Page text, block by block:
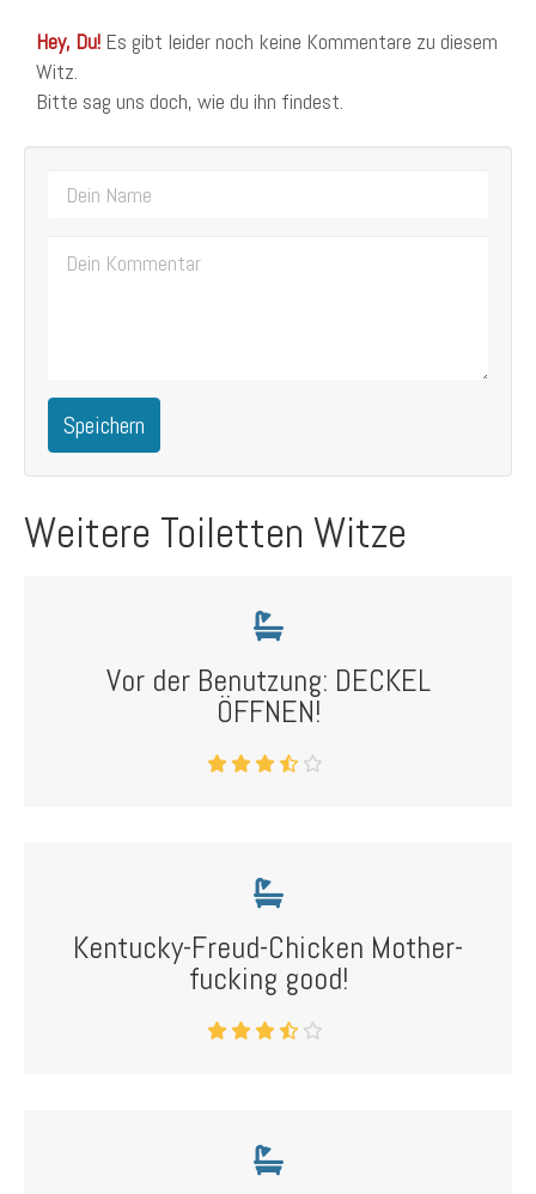
Hey, Du! Es gibt leider noch keine Kommentare zu diesem
Witz.
Bitte sag uns doch, wie du ihn findest.
Speichern
Weitere Toiletten Witze
Vor der Benutzung: DECKEL
ÖFFNEN!
Kentucky-Freud-Chicken Mother-
fucking good!